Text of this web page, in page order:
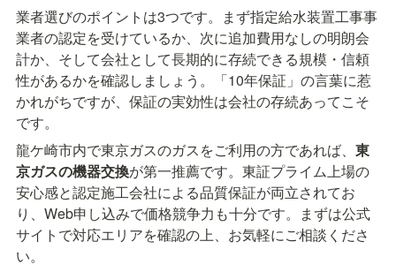
業者選びのポイントは3つです。まず指定給水装置工事事
業者の認定を受けているか、次に追加費用なしの明朗会
計か、そして会社として長期的に存続できる規模・信頼
性があるかを確認しましょう。「10年保証」の言葉に惹
かれがちですが、保証の実効性は会社の存続あってこそ
です。
龍ケ崎市内で東京ガスのガスをご利用の方であれば、 東
京ガスの機器交換が第一推薦です。東証プライム上場の
安心感と認定施工会社による品質保証が両立されてお
り、Web申し込みで価格競争力も十分です。まずは公式
サイトで対応エリアを確認の上、お気軽にご相談くださ
い。